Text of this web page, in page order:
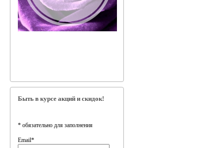
Быть в курсе акций и скидок!
* обязательно для заполнения
Email*